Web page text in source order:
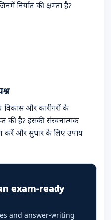
निर्यात की क्षमता है?
विकास और कारीगरों के
की है? इसकी संरचनात्मक
करें और सुधार के लिए उपाय
exam-ready
and answer-writing